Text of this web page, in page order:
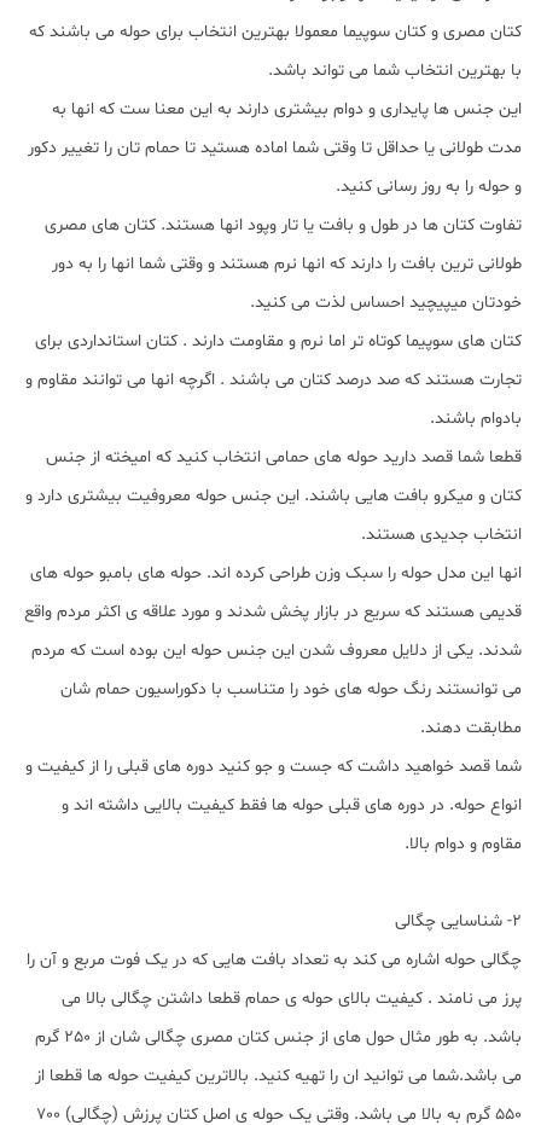
کتان مصری و کتان سوپیما معمولا بهترین انتخاب برای حوله می باشند که
با بهترین انتخاب شما می تواند باشد.
این جنس ها پایداری و دوام بیشتری دارند به این معنا ست که انها به
مدت طولانی یا حداقل تا وقتی شما اماده هستید تا حمام تان را تغییر دکور
و حوله را به روز رسانی کنید.
تفاوت کتان ها در طول و بافت یا تار وپود انها هستند. کتان های مصری
طولانی ترین بافت را دارند که انها نرم هستند و وقتی شما انها را به دور
خودتان میپیچید احساس لذت می کنید.
کتان های سوپیما کوتاه تر اما نرم و مقاومت دارند . کتان استانداردی برای
تجارت هستند که صد درصد کتان می باشند . اگرچه انها می توانند مقاوم و
بادوام باشند.
قطعا شما قصد دارید حوله های حمامی انتخاب کنید که امیخته از جنس
کتان و میکرو بافت هایی باشند. این جنس حوله معروفیت بیشتری دارد و
انتخاب جدیدی هستند.
انها این مدل حوله را سبک وزن طراحی کرده اند. حوله های بامبو حوله های
قدیمی هستند که سریع در بازار پخش شدند و مورد علاقه ی اکثر مردم واقع
شدند. یکی از دلایل معروف شدن این جنس حوله این بوده است که مردم
می توانستند رنگ حوله های خود را متناسب با دکوراسیون حمام شان
مطابقت دهند.
شما قصد خواهید داشت که جست و جو کنید دوره های قبلی را از کیفیت و
انواع حوله. در دوره های قبلی حوله ها فقط کیفیت بالایی داشته اند و
مقاوم و دوام بالا.
2- شناسایی چگالی
چگالی حوله اشاره می کند به تعداد بافت هایی که در یک فوت مربع و آن را
پرز می نامند . کیفیت بالای حوله ی حمام قطعا داشتن چگالی بالا می
باشد. به طور مثال حول های از جنس کتان مصری چگالی شان از 250 گرم
می باشد.شما می توانید ان را تهیه کنید. بالاترین کیفیت حوله ها قطعا از
550 گرم به بالا می باشد. وقتی یک حوله ی اصل کتان پرزش (چگالی) 700